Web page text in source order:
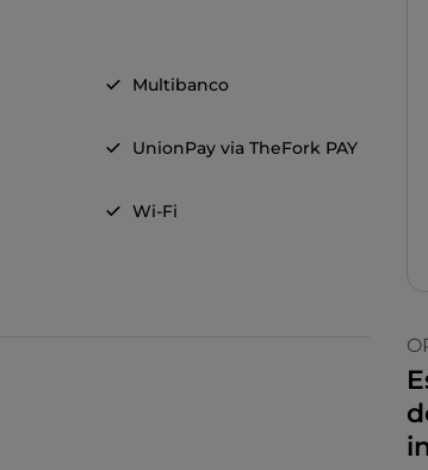
Multibanco
UnionPay via TheFork PAY
Wi-Fi